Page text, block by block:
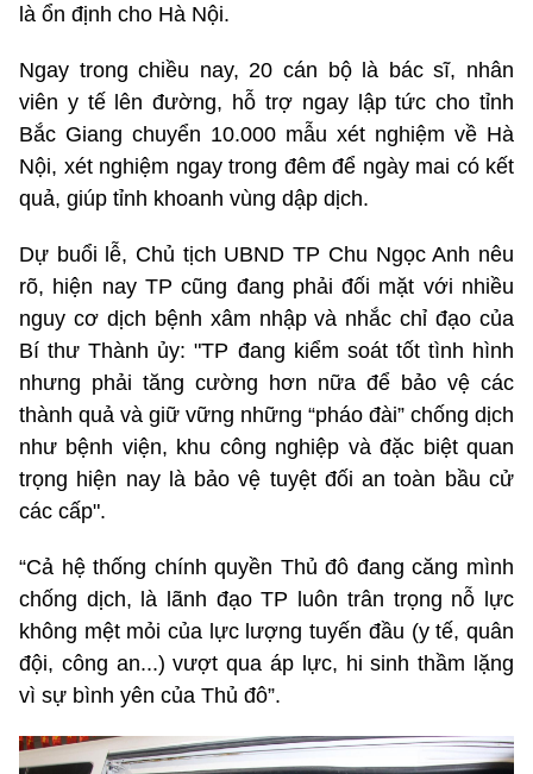
là ổn định cho Hà Nội.
Ngay trong chiều nay, 20 cán bộ là bác sĩ, nhân
viên y tế lên đường, hỗ trợ ngay lập tức cho tỉnh
Bắc Giang chuyển 10.000 mẫu xét nghiệm về Hà
Nội, xét nghiệm ngay trong đêm để ngày mai có kết
quả, giúp tỉnh khoanh vùng dập dịch.
Dự buổi lễ, Chủ tịch UBND TP Chu Ngọc Anh nêu
rõ, hiện nay TP cũng đang phải đối mặt với nhiều
nguy cơ dịch bệnh xâm nhập và nhắc chỉ đạo của
Bí thư Thành ủy: "TP đang kiểm soát tốt tình hình
nhưng phải tăng cường hơn nữa để bảo vệ các
thành quả và giữ vững những “pháo đài” chống dịch
như bệnh viện, khu công nghiệp và đặc biệt quan
trọng hiện nay là bảo vệ tuyệt đối an toàn bầu cử
các cấp".
“Cả hệ thống chính quyền Thủ đô đang căng mình
chống dịch, là lãnh đạo TP luôn trân trọng nỗ lực
không mệt mỏi của lực lượng tuyến đầu (y tế, quân
đội, công an...) vượt qua áp lực, hi sinh thầm lặng
vì sự bình yên của Thủ đô”.